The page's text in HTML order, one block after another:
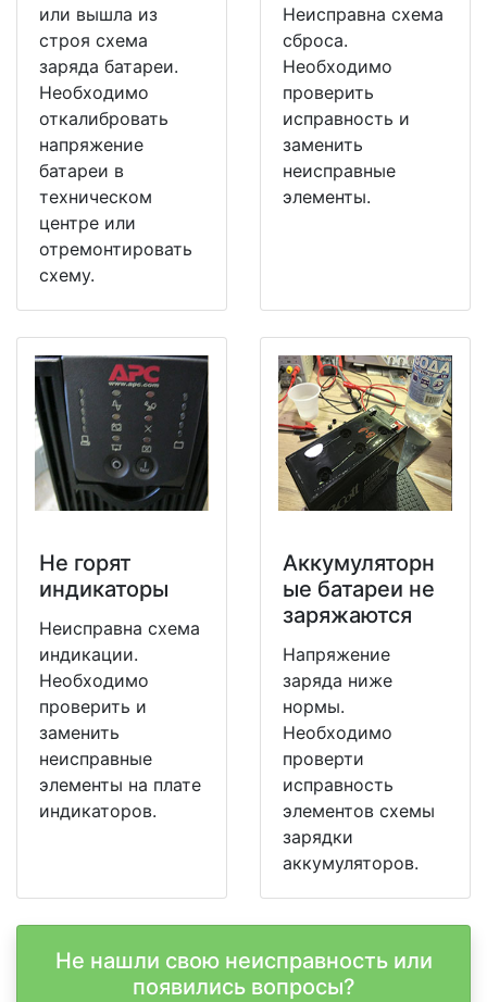
или вышла из
строя схема
заряда батареи.
Необходимо
откалибровать
напряжение
батареи в
техническом
центре или
отремонтировать
схему.
Неисправна схема
сброса.
Необходимо
проверить
исправность и
заменить
неисправные
элементы.
Не горят
индикаторы
Неисправна схема
индикации.
Необходимо
проверить и
заменить
неисправные
элементы на плате
индикаторов.
Аккумуляторн
ые батареи не
заряжаются
Напряжение
заряда ниже
нормы.
Необходимо
проверти
исправность
элементов схемы
зарядки
аккумуляторов.
Не нашли свою неисправность или
появились вопросы?